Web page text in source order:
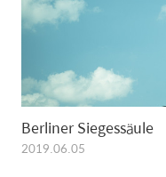
Berliner Siegessäule
2019.06.05